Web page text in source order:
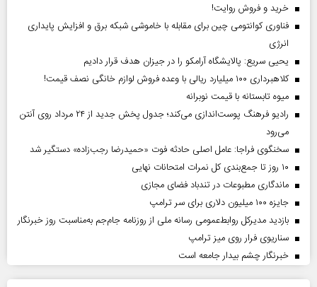
خرید و فروش روایت!
فناوری کوانتومی چین برای مقابله با خاموشی شبکه برق و افزایش پایداری
انرژی
یحیی سریع: پالایشگاه آرامکو را در جیزان هدف قرار دادیم
کلاهبرداری ۱۰۰ میلیارد ریالی با وعده فروش لوازم خانگی نصف قیمت!
میوه تابستانه با قیمت نوبرانه
رادیو فرهنگ پوست‌اندازی می‌کند؛ جدول پخش جدید از ۲۴ مرداد روی آنتن
می‌رود
سخنگوی فراجا: عامل اصلی حادثه فوت «حمیدرضا رجب‌زاده» دستگیر شد
۱۰ روز تا جمع‌بندی کل نمرات امتحانات نهایی
ماندگاری مطبوعات در تندباد فضای مجازی
جایزه ۱۰۰ میلیون دلاری برای سر ترامپ
بازدید مدیرکل روابط‌عمومی رسانه ملی از روزنامه جام‌جم به‌مناسبت روز خبرنگار
سناریوی فرار روی میز ترامپ
خبرنگار چشم بیدار جامعه است